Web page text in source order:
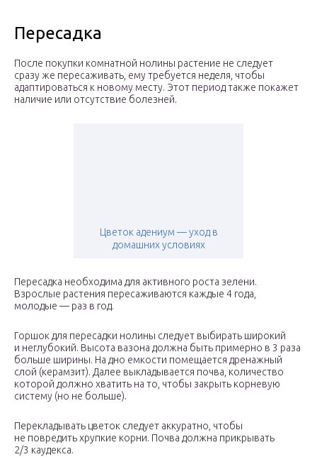
Пересадка
После покупки комнатной нолины растение не следует
сразу же пересаживать, ему требуется неделя, чтобы
адаптироваться к новому месту. Этот период также покажет
наличие или отсутствие болезней.
Цветок адениум — уход в
домашних условиях
Пересадка необходима для активного роста зелени.
Взрослые растения пересаживаются каждые 4 года,
молодые — раз в год.
Горшок для пересадки нолины следует выбирать широкий
и неглубокий. Высота вазона должна быть примерно в 3 раза
больше ширины. На дно емкости помещается дренажный
слой (керамзит). Далее выкладывается почва, количество
которой должно хватить на то, чтобы закрыть корневую
систему (но не больше).
Перекладывать цветок следует аккуратно, чтобы
не повредить хрупкие корни. Почва должна прикрывать
2/3 каудекса.